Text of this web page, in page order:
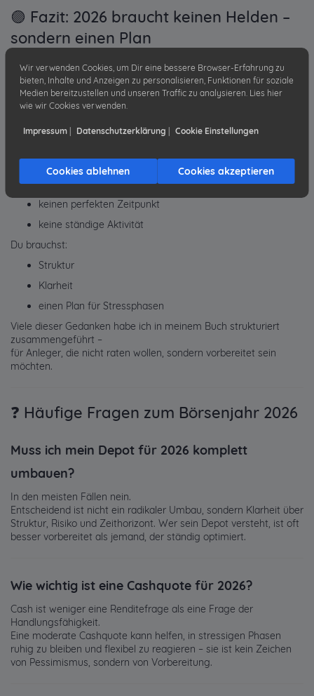
🟣 Fazit: 2026 braucht keinen Helden –
sondern einen Plan
Das Börsenjahr 2026 wird vermutlich:
nicht perfekt
nicht planbar
Du brauchst:
keine Prognose
keinen perfekten Zeitpunkt
keine ständige Aktivität
Du brauchst:
Struktur
Klarheit
einen Plan für Stressphasen
Viele dieser Gedanken habe ich in meinem Buch strukturiert
zusammengeführt –
für Anleger, die nicht raten wollen, sondern vorbereitet sein
möchten.
❓ Häufige Fragen zum Börsenjahr 2026
Muss ich mein Depot für 2026 komplett
umbauen?
In den meisten Fällen nein.
Entscheidend ist nicht ein radikaler Umbau, sondern Klarheit über
Struktur, Risiko und Zeithorizont. Wer sein Depot versteht, ist oft
besser vorbereitet als jemand, der ständig optimiert.
Wie wichtig ist eine Cashquote für 2026?
Cash ist weniger eine Renditefrage als eine Frage der
Handlungsfähigkeit.
Eine moderate Cashquote kann helfen, in stressigen Phasen
ruhig zu bleiben und flexibel zu reagieren – sie ist kein Zeichen
von Pessimismus, sondern von Vorbereitung.
Wir verwenden Cookies, um Dir eine bessere Browser-Erfahrung zu
bieten, Inhalte und Anzeigen zu personalisieren, Funktionen für soziale
Medien bereitzustellen und unseren Traffic zu analysieren. Lies hier
wie wir Cookies verwenden.
Impressum Datenschutzerklärung Cookie Einstellungen
Cookies ablehnen Cookies akzeptieren